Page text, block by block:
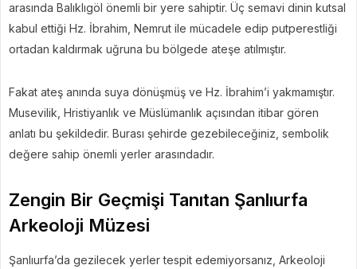
arasında Balıklıgöl önemli bir yere sahiptir. Üç semavi dinin kutsal
kabul ettiği Hz. İbrahim, Nemrut ile mücadele edip putperestliği
ortadan kaldırmak uğruna bu bölgede ateşe atılmıştır.
Fakat ateş anında suya dönüşmüş ve Hz. İbrahim’i yakmamıştır.
Musevilik, Hristiyanlık ve Müslümanlık açısından itibar gören
anlatı bu şekildedir. Burası şehirde gezebileceğiniz, sembolik
değere sahip önemli yerler arasındadır.
Zengin Bir Geçmişi Tanıtan Şanlıurfa
Arkeoloji Müzesi
Şanlıurfa’da gezilecek yerler tespit edemiyorsanız, Arkeoloji